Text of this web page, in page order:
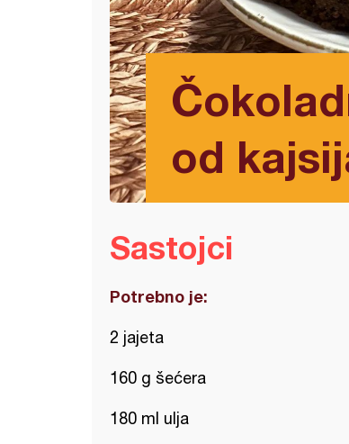
od
Sastojci
Potrebno je:
2 jajeta
160 g šećera
180 ml ulja